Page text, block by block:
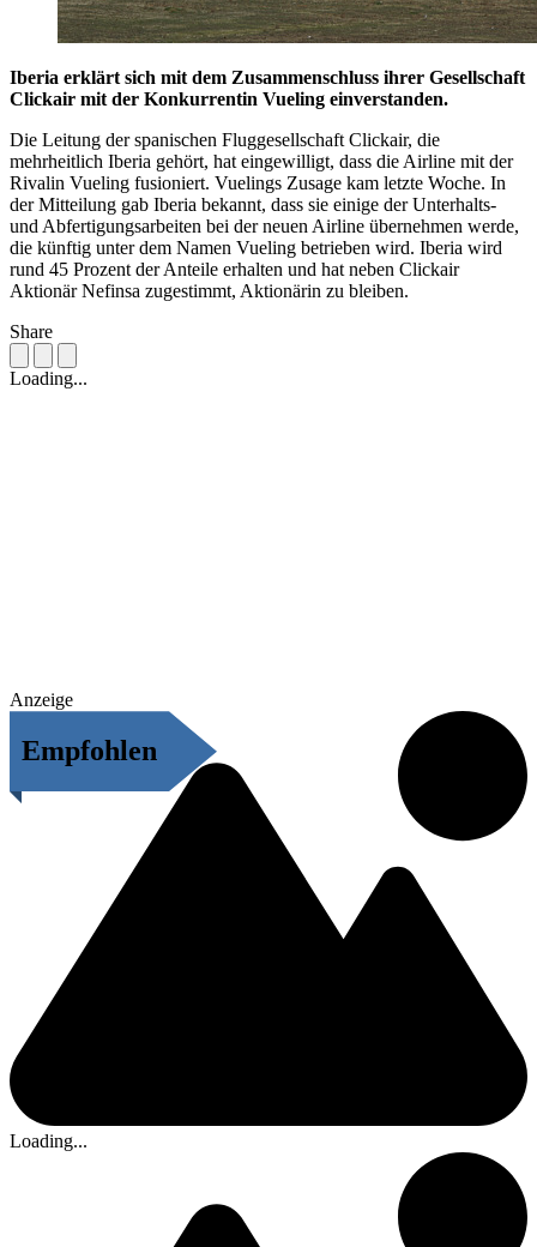
Iberia erklärt sich mit dem Zusammenschluss ihrer Gesellschaft
Clickair mit der Konkurrentin Vueling einverstanden.
Die Leitung der spanischen Fluggesellschaft Clickair, die
mehrheitlich Iberia gehört, hat eingewilligt, dass die Airline mit der
Rivalin Vueling fusioniert. Vuelings Zusage kam letzte Woche. In
der Mitteilung gab Iberia bekannt, dass sie einige der Unterhalts-
und Abfertigungsarbeiten bei der neuen Airline übernehmen werde,
die künftig unter dem Namen Vueling betrieben wird. Iberia wird
rund 45 Prozent der Anteile erhalten und hat neben Clickair
Aktionär Nefinsa zugestimmt, Aktionärin zu bleiben.
Share
Loading...
Anzeige
Empfohlen
Loading...